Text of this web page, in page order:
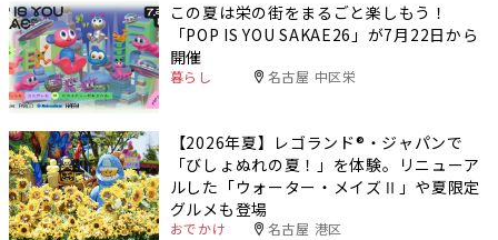
この夏は栄の街をまるごと楽しもう！
「POP IS YOU SAKAE26」が7月22日から
開催
暮らし 名古屋 中区栄
【2026年夏】レゴランド®・ジャパンで
「びしょぬれの夏！」を体験。リニューア
ルした「ウォーター・メイズⅡ」や夏限定
グルメも登場
おでかけ 名古屋 港区